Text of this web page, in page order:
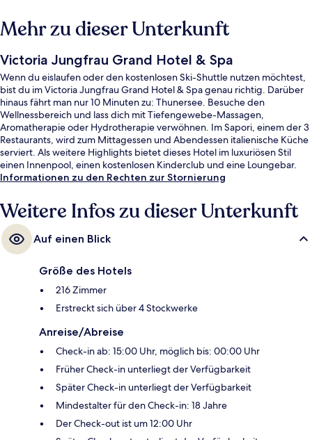
Mehr zu dieser Unterkunft
Victoria Jungfrau Grand Hotel & Spa
Wenn du eislaufen oder den kostenlosen Ski-Shuttle nutzen möchtest,
bist du im Victoria Jungfrau Grand Hotel & Spa genau richtig. Darüber
hinaus fährt man nur 10 Minuten zu: Thunersee. Besuche den
Wellnessbereich und lass dich mit Tiefengewebe-Massagen,
Aromatherapie oder Hydrotherapie verwöhnen. Im Sapori, einem der 3
Restaurants, wird zum Mittagessen und Abendessen italienische Küche
serviert. Als weitere Highlights bietet dieses Hotel im luxuriösen Stil
einen Innenpool, einen kostenlosen Kinderclub und eine Loungebar.
Von Skipässen und einem Skiraum profitierst du ebenfalls. Andere
Informationen zu den Rechten zur Stornierung
Weitere Infos zu dieser Unterkunft
Auf einen Blick
Größe des Hotels
216 Zimmer
Erstreckt sich über 4 Stockwerke
Anreise/Abreise
Check-in ab: 15:00 Uhr, möglich bis: 00:00 Uhr
Früher Check-in unterliegt der Verfügbarkeit
Später Check-in unterliegt der Verfügbarkeit
Mindestalter für den Check-in: 18 Jahre
Der Check-out ist um 12:00 Uhr